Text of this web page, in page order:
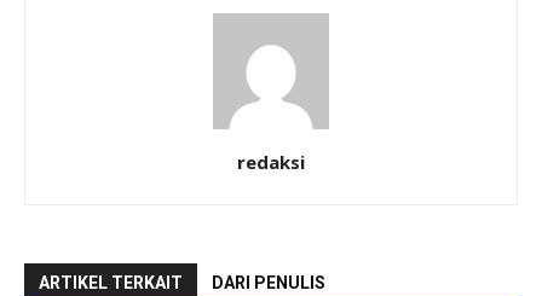
redaksi
ARTIKEL TERKAIT DARI PENULIS